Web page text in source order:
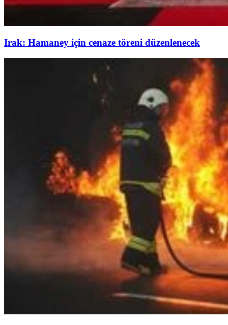
Irak: Hamaney için cenaze töreni düzenlenecek